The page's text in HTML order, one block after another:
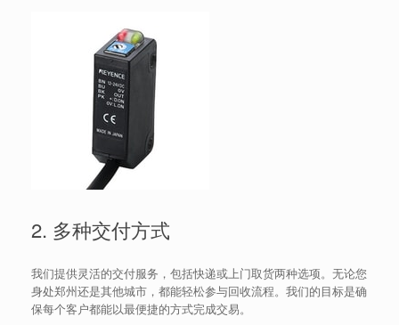
2. 多种交付方式
我们提供灵活的交付服务，包括快递或上门取货两种选项。无论您
身处郑州还是其他城市，都能轻松参与回收流程。我们的目标是确
保每个客户都能以最便捷的方式完成交易。